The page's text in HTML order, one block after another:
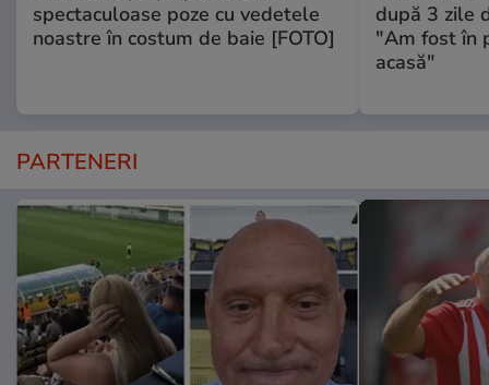
spectaculoase poze cu vedetele
noastre în costum de baie [FOTO]
după 3 zile
"Am fost în
acasă"
PARTENERI